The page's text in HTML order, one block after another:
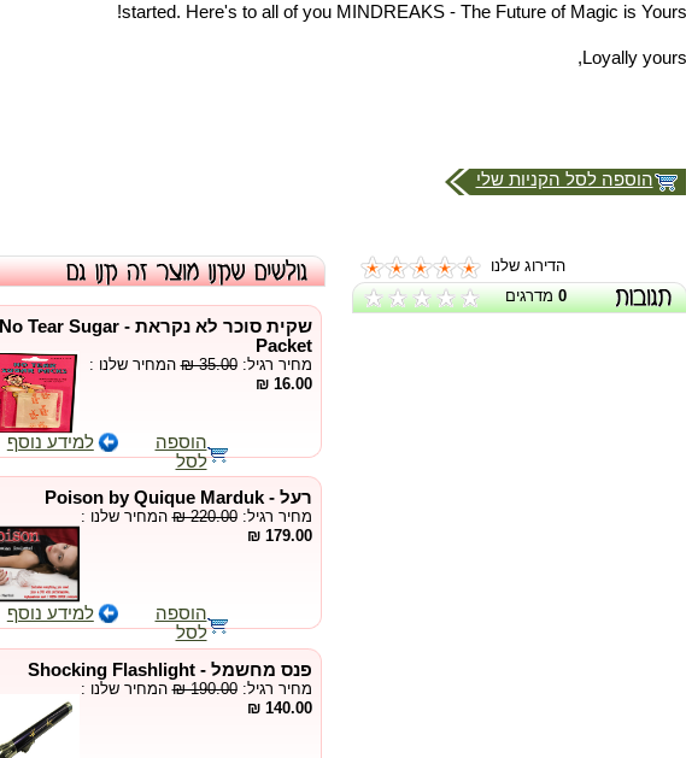
started. Here's to all of you MINDREAKS - The Future of Magic is Yours!
Loyally yours,
הוספה לסל הקניות שלי
הדירוג שלנו
0מדרגים
שקית סוכר לא נקראת - No Tear Sugar
Packet
מחיר רגיל:₪ 35.00המחיר שלנו :
16.00 ₪
הוספה
לסל
למידע נוסף
רעל - Poison by Quique Marduk
מחיר רגיל:₪ 220.00המחיר שלנו :
179.00 ₪
הוספה
לסל
למידע נוסף
פנס מחשמל - Shocking Flashlight
מחיר רגיל:₪ 190.00המחיר שלנו :
140.00 ₪